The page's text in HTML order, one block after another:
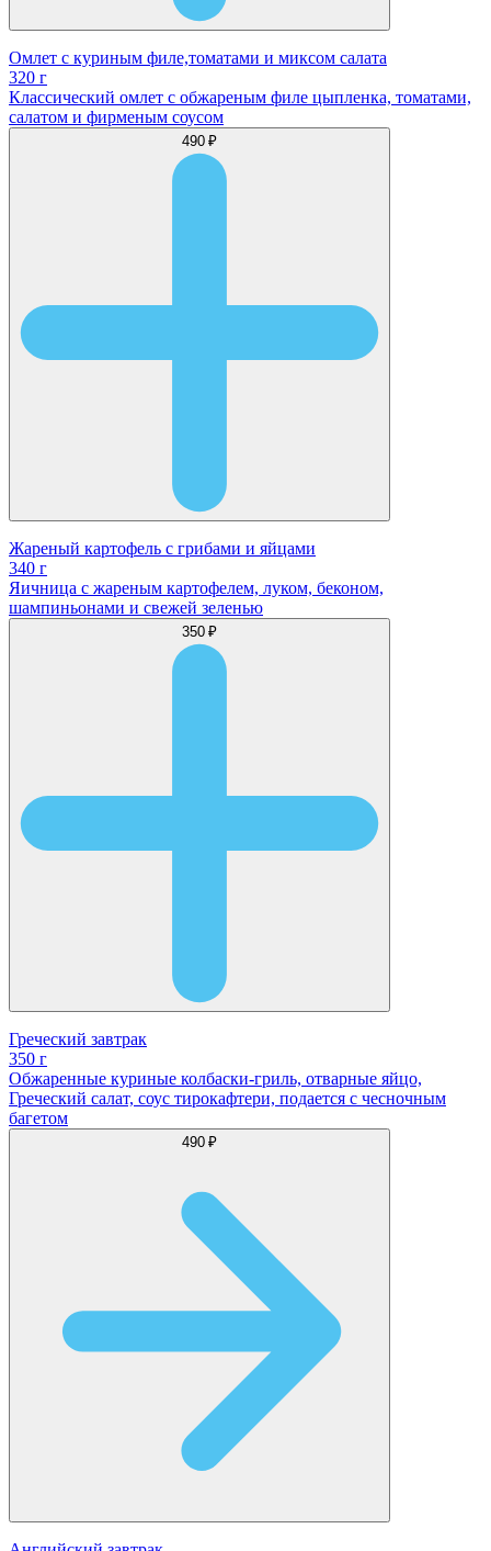
Омлет с куриным филе,томатами и миксом салата
320 г
Классический омлет с обжареным филе цыпленка, томатами,
салатом и фирменым соусом
490 ₽
Жареный картофель с грибами и яйцами
340 г
Яичница с жареным картофелем, луком, беконом,
шампиньонами и свежей зеленью
350 ₽
Греческий завтрак
350 г
Обжаренные куриные колбаски-гриль, отварные яйцо,
Греческий салат, соус тирокафтери, подается с чесночным
багетом
490 ₽